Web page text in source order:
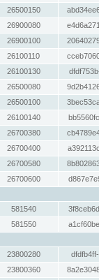
26500150
26900080
26900100
26100110
26100130
26500080
26500100
26100140
26700380
26700400
26700580
26700600
581540
581550
23800280
23800360